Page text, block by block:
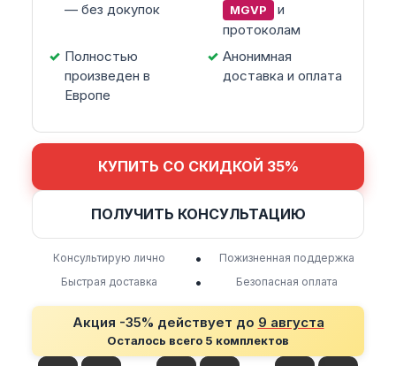
— без докупок
MGVP
и
протоколам
Полностью
произведен в
Европе
Анонимная
доставка и оплата
КУПИТЬ СО СКИДКОЙ 35%
ПОЛУЧИТЬ КОНСУЛЬТАЦИЮ
Консультирую лично •
Пожизненная поддержка
Быстрая доставка
• Безопасная оплата
Акция -35% действует до 9 августа
Осталось всего 5 комплектов